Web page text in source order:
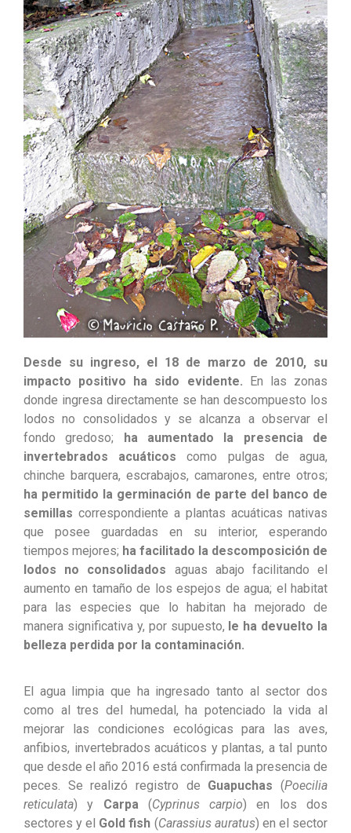
Desde su ingreso, el 18 de marzo de 2010, su
impacto positivo ha sido evidente. En las zonas
donde ingresa directamente se han descompuesto los
lodos no consolidados y se alcanza a observar el
fondo gredoso; ha aumentado la presencia de
invertebrados acuáticos como pulgas de agua,
chinche barquera, escrabajos, camarones, entre otros;
ha permitido la germinación de parte del banco de
semillas correspondiente a plantas acuáticas nativas
que posee guardadas en su interior, esperando
tiempos mejores; ha facilitado la descomposición de
lodos no consolidados aguas abajo facilitando el
aumento en tamaño de los espejos de agua; el habitat
para las especies que lo habitan ha mejorado de
manera significativa y, por supuesto, le ha devuelto la
belleza perdida por la contaminación.
El agua limpia que ha ingresado tanto al sector dos
como al tres del humedal, ha potenciado la vida al
mejorar las condiciones ecológicas para las aves,
anfibios, invertebrados acuáticos y plantas, a tal punto
que desde el año 2016 está confirmada la presencia de
peces. Se realizó registro de Guapuchas (Poecilia
reticulata) y Carpa (Cyprinus carpio) en los dos
sectores y el Gold fish (Carassius auratus) en el sector